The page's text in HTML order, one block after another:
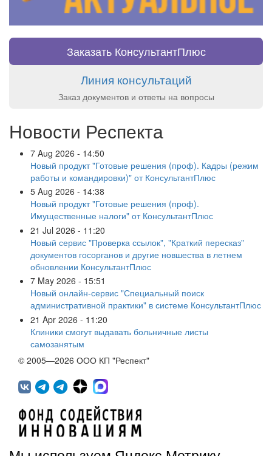
Заказать КонсультантПлюс
Линия консультаций
Заказ документов и ответы на вопросы
Новости Респекта
7 Aug 2026 - 14:50
Новый продукт "Готовые решения (проф). Кадры (режим
работы и командировки)" от КонсультантПлюс
5 Aug 2026 - 14:38
Новый продукт "Готовые решения (проф).
Имущественные налоги" от КонсультантПлюс
21 Jul 2026 - 11:20
Новый сервис "Проверка ссылок", "Краткий пересказ"
документов госорганов и другие новшества в летнем
обновлении КонсультантПлюс
7 May 2026 - 15:51
Новый онлайн-сервис "Специальный поиск
административной практики" в системе КонсультантПлюс
21 Apr 2026 - 11:20
Клиники смогут выдавать больничные листы
самозанятым
© 2005—2026 ООО КП "Респект"